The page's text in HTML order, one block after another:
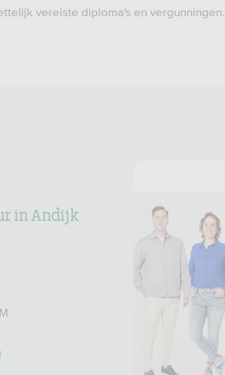
vereiste diploma's en vergunningen.
in Andijk